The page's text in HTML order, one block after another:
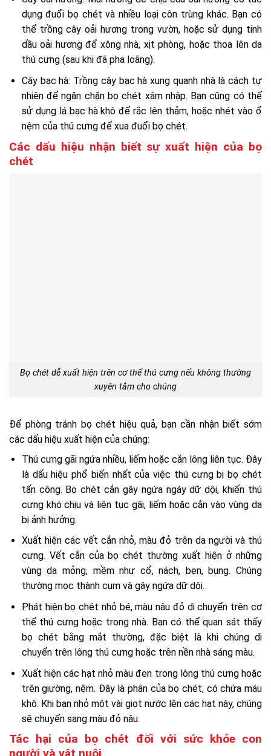
dụng đuổi bọ chét và nhiều loại côn trùng khác. Bạn có
thể trồng cây oải hương trong vườn, hoặc sử dụng tinh
dầu oải hương để xông nhà, xịt phòng, hoặc thoa lên da
thú cưng (sau khi đã pha loãng).
Cây bạc hà: Trồng cây bạc hà xung quanh nhà là cách tự
nhiên để ngăn chặn bọ chét xâm nhập. Bạn cũng có thể
sử dụng lá bạc hà khô để rắc lên thảm, hoặc nhét vào ổ
nệm của thú cưng để xua đuổi bọ chét.
Các dấu hiệu nhận biết sự xuất hiện của bọ
chét
Bọ chét dễ xuất hiện trên cơ thể thú cưng nếu không thường
xuyên tắm cho chúng
Để phòng tránh bọ chét hiệu quả, bạn cần nhận biết sớm
các dấu hiệu xuất hiện của chúng:
Thú cưng gãi ngứa nhiều, liếm hoặc cắn lông liên tục. Đây
là dấu hiệu phổ biến nhất của việc thú cưng bị bọ chét
tấn công. Bọ chét cắn gây ngứa ngáy dữ dội, khiến thú
cưng khó chịu và liên tục gãi, liếm hoặc cắn vào vùng da
bị ảnh hưởng.
Xuất hiện các vết cắn nhỏ, màu đỏ trên da người và thú
cưng. Vết cắn của bọ chét thường xuất hiện ở những
vùng da mỏng, mềm như cổ, nách, bẹn, bụng. Chúng
thường mọc thành cụm và gây ngứa dữ dội.
Phát hiện bọ chét nhỏ bé, màu nâu đỏ di chuyển trên cơ
thể thú cưng hoặc trong nhà. Bạn có thể quan sát thấy
bọ chét bằng mắt thường, đặc biệt là khi chúng di
chuyển trên lông thú cưng hoặc trên nền nhà sáng màu.
Xuất hiện các hạt nhỏ màu đen trong lông thú cưng hoặc
trên giường, nệm. Đây là phân của bọ chét, có chứa máu
khô. Khi bạn nhỏ một vài giọt nước lên các hạt này, chúng
sẽ chuyển sang màu đỏ nâu.
Tác hại của bọ chét đối với sức khỏe con